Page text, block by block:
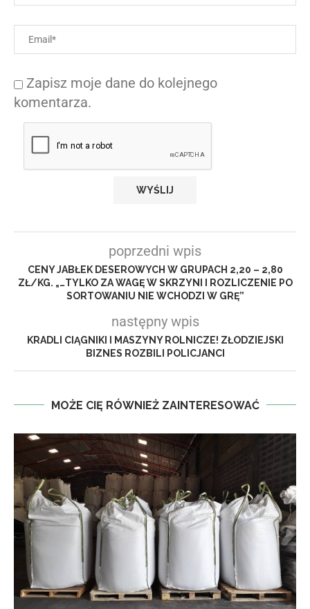
Zapisz moje dane do kolejnego
komentarza.
poprzedni wpis
CENY JABŁEK DESEROWYCH W GRUPACH 2,20 – 2,80
ZŁ/KG. „…TYLKO ZA WAGĘ W SKRZYNI I ROZLICZENIE PO
SORTOWANIU NIE WCHODZI W GRĘ”
następny wpis
KRADLI CIĄGNIKI I MASZYNY ROLNICZE! ZŁODZIEJSKI
BIZNES ROZBILI POLICJANCI
MOŻE CIĘ RÓWNIEŻ ZAINTERESOWAĆ